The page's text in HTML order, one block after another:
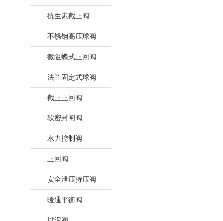
抗生素截止阀
不锈钢高压球阀
微阻蝶式止回阀
法兰固定式球阀
截止止回阀
软密封闸阀
水力控制阀
止回阀
安全泄压持压阀
暖通平衡阀